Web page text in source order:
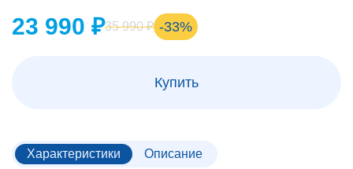
23 990 ₽35 990 ₽ -33%
Купить
Характеристики Описание